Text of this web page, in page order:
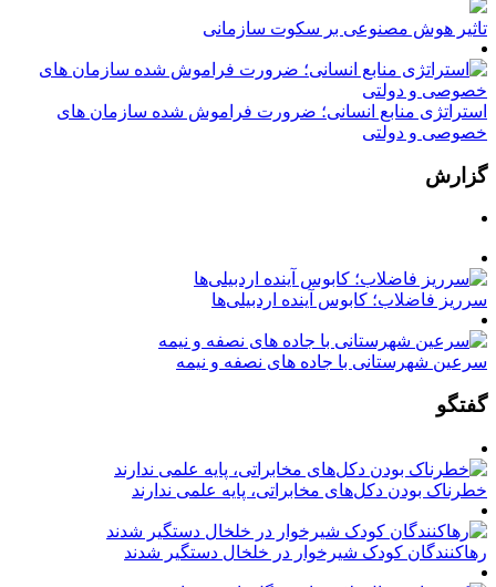
تاثیر هوش مصنوعی بر سکوت سازمانی
استراتژی منابع انسانی؛ ضرورت فراموش شده سازمان های
خصوصی و دولتی
گزارش
سرریز فاضلاب؛ کابوس آینده اردبیلی‌ها
سرعین شهرستانی با جاده های نصفه و نیمه
گفتگو
خطرناک بودن دکل‌های مخابراتی، پایه علمی ندارند
رهاکنندگان کودک شیرخوار در خلخال دستگیر شدند